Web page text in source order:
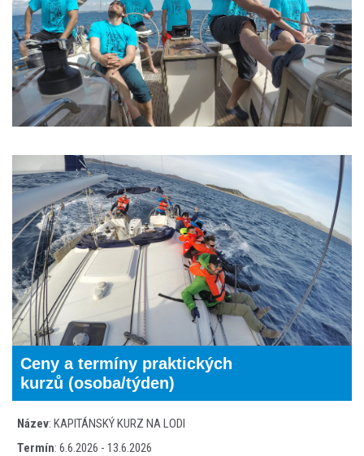
Ceny a termíny praktických
kurzů (osoba/týden)
Název: KAPITÁNSKÝ KURZ NA LODI
Termín: 6.6.2026 - 13.6.2026